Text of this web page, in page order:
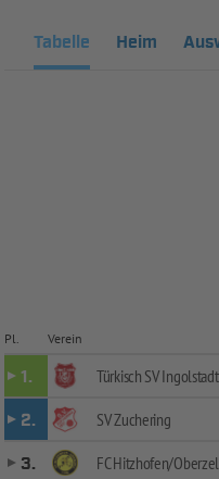
Tabelle Heim
Pl. Verein
1. Türkisch SV Ingolstadt
2.
SV Zuchering
3.
FC Hitzhofen/